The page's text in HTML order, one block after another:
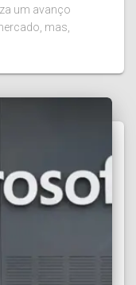
um avanço
mas,